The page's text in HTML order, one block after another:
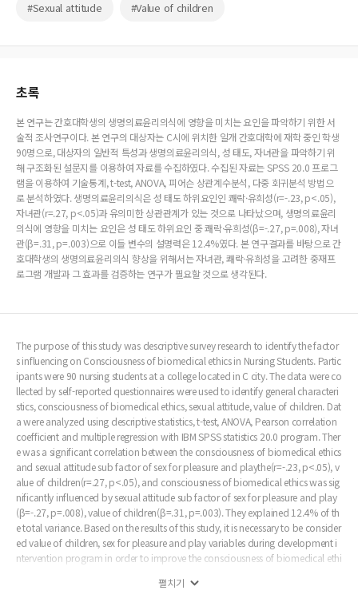
#Sexual attitude #Value of children
초록
본 연구는 간호대학생의 생명의료윤리의식에 영향을 미치는 요인을 파악하기 위한 서
술적 조사연구이다. 본 연구의 대상자는 C시에 위치한 일개 간호대학에 재학 중인 학생
90명으로, 대상자의 일반적 특성과 생명의료윤리의식, 성 태도, 자녀관을 파악하기 위
해 구조화된 설문지를 이용하여 자료를 수집하였다. 수집된 자료는 SPSS 20.0 프로그
램을 이용하여 기술통계, t-test, ANOVA, 피어슨 상관계수분석, 다중 회귀분석 방법으
로 분석하였다. 생명의료윤리의식은 성 태도 하위요인인 쾌락·유희성(r=-.23, p<.05),
자녀관(r=.27, p<.05)과 유의미한 상관관계가 있는 것으로 나타났으며, 생명의료윤리
의식에 영향을 미치는 요인은 성 태도 하위요인 중 쾌락·유희성(β=-.27, p=.008), 자녀
관(β=.31, p=.003)으로 이들 변수의 설명력은 12.4%였다. 본 연구결과를 바탕으로 간
호대학생의 생명의료윤리의식 향상을 위해서는 자녀관, 쾌락·유희성을 고려한 중재프
로그램 개발과 그 효과를 검증하는 연구가 필요할 것으로 생각된다.
The purpose of this study was descriptive survey research to identify the factor
s influencing on Consciousness of biomedical ethics in Nursing Students. Partic
ipants were 90 nursing students at a college located in C city. The data were co
llected by self-reported questionnaires were used to identify general characteri
stics, consciousness of biomedical ethics, sexual attitude, value of children. Dat
a were analyzed using descriptive statistics, t-test, ANOVA, Pearson correlation
coefficient and multiple regression with IBM SPSS statistics 20.0 program. Ther
e was a significant correlation between the consciousness of biomedical ethics
and sexual attitude sub factor of sex for pleasure and playthe(r=-.23, p<.05), v
alue of children(r=.27, p<.05), and consciousness of biomedical ethics was sig
nificantly influenced by sexual attitude sub factor of sex for pleasure and play
(β=-.27, p=.008), value of children(β=.31, p=.003). They explained 12.4% of th
e total variance. Based on the results of this study, it is necessary to be consider
ed value of children, sex for pleasure and play variables during development i
ntervention program in order to improve the consciousness of biomedical ethi
펼치기